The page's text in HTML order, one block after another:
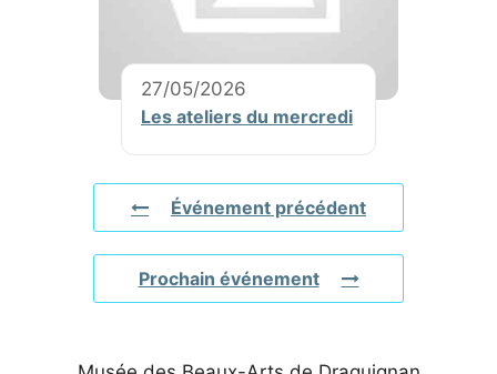
27/05/2026
Les ateliers du mercredi
Événement précédent
Prochain événement